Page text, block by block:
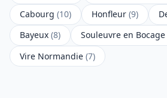
Cabourg (10) Honfleur (9)
Bayeux (8) Souleuvre en Bocage
Vire Normandie (7)